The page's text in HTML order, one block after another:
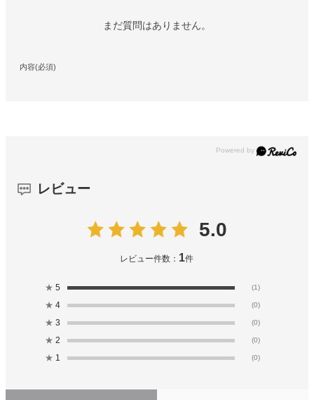
まだ質問はありません。
内容(必須)
レビュー
5.0
レビュー件数： 1件
★ 5 (1)
★ 4 (0)
★ 3 (0)
★ 2 (0)
★ 1 (0)